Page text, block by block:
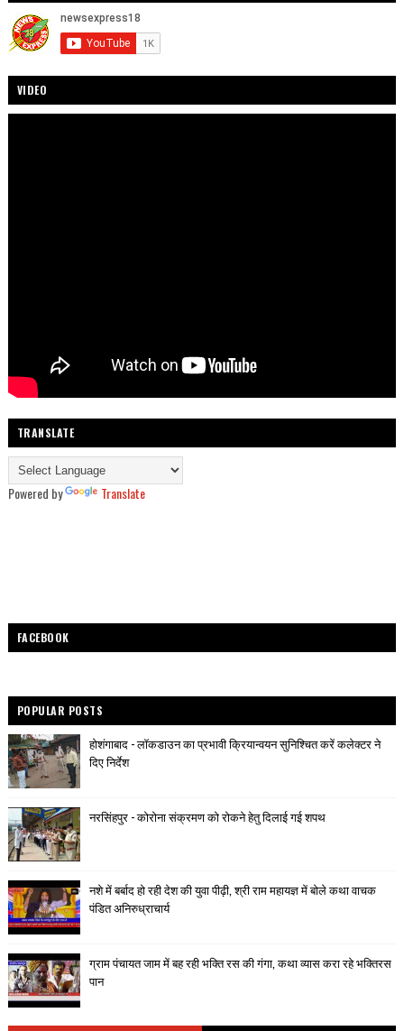
VIDEO
TRANSLATE
Powered by Translate
FACEBOOK
POPULAR POSTS
होशंगाबाद - लॉकडाउन का प्रभावी क्रियान्वयन सुनिश्चित करें कलेक्टर ने
दिए निर्देश
नरसिंहपुर - कोरोना संक्रमण को रोकने हेतु दिलाई गई शपथ
नशे में बर्बाद हो रही देश की युवा पीढ़ी, श्री राम महायज्ञ में बोले कथा वाचक
पंडित अनिरुध्राचार्य
ग्राम पंचायत जाम में बह रही भक्ति रस की गंगा, कथा व्यास करा रहे भक्तिरस
पान